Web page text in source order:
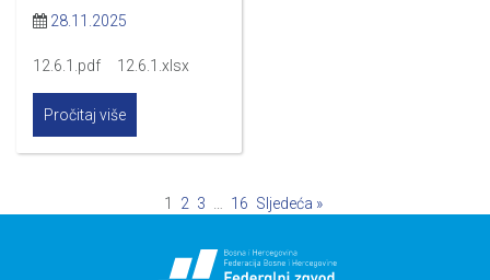
28.11.2025
12.6.1.pdf 12.6.1.xlsx
Pročitaj više
1 2 3 16 Sljedeća »